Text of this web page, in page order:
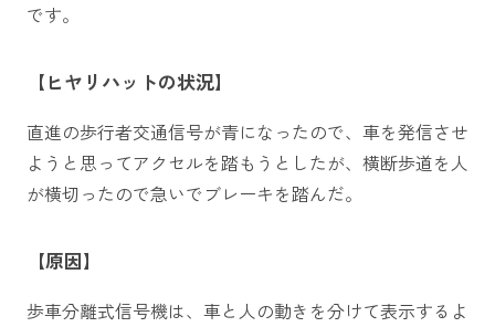
です。
【ヒヤリハットの状況】
直進の歩行者交通信号が青になったので、車を発信させ
ようと思ってアクセルを踏もうとしたが、横断歩道を人
が横切ったので急いでブレーキを踏んだ。
【原因】
歩車分離式信号機は、車と人の動きを分けて表示するよ